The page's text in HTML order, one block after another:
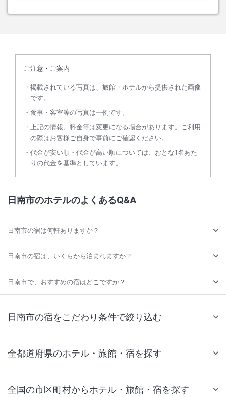
ご注意・ご案内
掲載されている写真は、旅館・ホテルから提供された画像
です。
食事・客室等の写真は一例です。
上記の情報、料金等は変更になる場合があります。ご利用
の際はお客様ご自身で事前にご確認ください。
代金が安い順・代金が高い順については、おとな1名あた
りの代金を基準としています。
日南市のホテルのよくあるQ&A
日南市の宿は何軒ありますか？
日南市の宿は、いくらから泊まれますか？
日南市で、おすすめの宿はどこですか？
日南市の宿をこだわり条件で絞り込む
全都道府県のホテル・旅館・宿を探す
全国の市区町村からホテル・旅館・宿を探す